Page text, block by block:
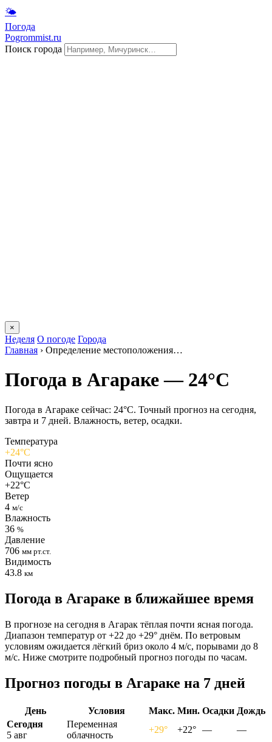
🌤
Погода
Pogrommist.ru
Поиск города
×
Неделя О погоде Города
Главная › Определение местоположения…
Погода в Агараке — 24°C
Погода в Агараке сейчас: 24°C. Точный прогноз на сегодня,
завтра и 7 дней. Влажность, ветер, осадки.
Температура
+24°C
Почти ясно
Ощущается
+22°C
Ветер
4 м/с
Влажность
36 %
Давление
706 мм рт.ст.
Видимость
43.8 км
Погода в Агараке в ближайшее время
В прогнозе на сегодня в Агарак тёплая почти ясная погода.
Диапазон температур от +22 до +29° днём. По ветровым
условиям ожидается лёгкий бриз около 4 м/с, порывами до 8
м/с. Ниже смотрите подробный прогноз погоды по часам.
Прогноз погоды в Агараке на 7 дней
День Условия Макс. Мин. Осадки Дождь
Сегодня
5 авг
Переменная
облачность
+29° +22° —
—